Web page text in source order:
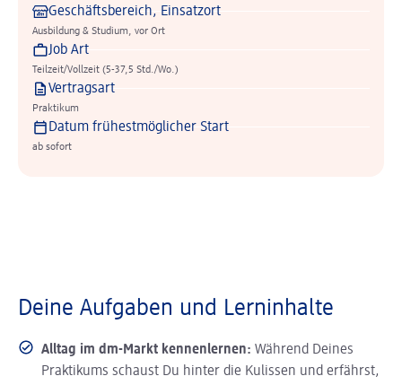
Geschäftsbereich, Einsatzort
Ausbildung & Studium, vor Ort
Job Art
Teilzeit/Vollzeit (5-37,5 Std./Wo.)
Vertragsart
Praktikum
Datum frühestmöglicher Start
ab sofort
Deine Aufgaben und Lerninhalte
Alltag im dm-Markt kennenlernen: Während Deines
Praktikums schaust Du hinter die Kulissen und erfährst,